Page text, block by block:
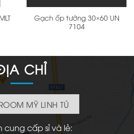
Gạch ốp tường 30×60 UN
7104
CHỈ
MỸ LINH TÚ
cung cấp sỉ và lẻ: